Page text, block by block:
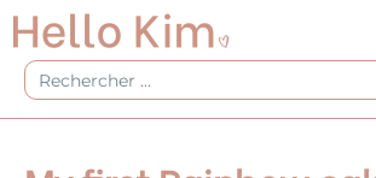
Aller
au
contenu
Rechercher